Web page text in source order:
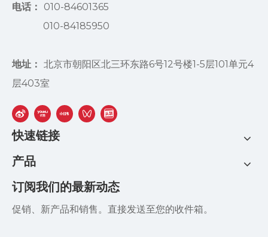
电话： 010-84601365
010-84185950
地址： 北京市朝阳区北三环东路6号12号楼1-5层101单元4
层403室
快速链接
产品
订阅我们的最新动态
促销、新产品和销售。直接发送至您的收件箱。